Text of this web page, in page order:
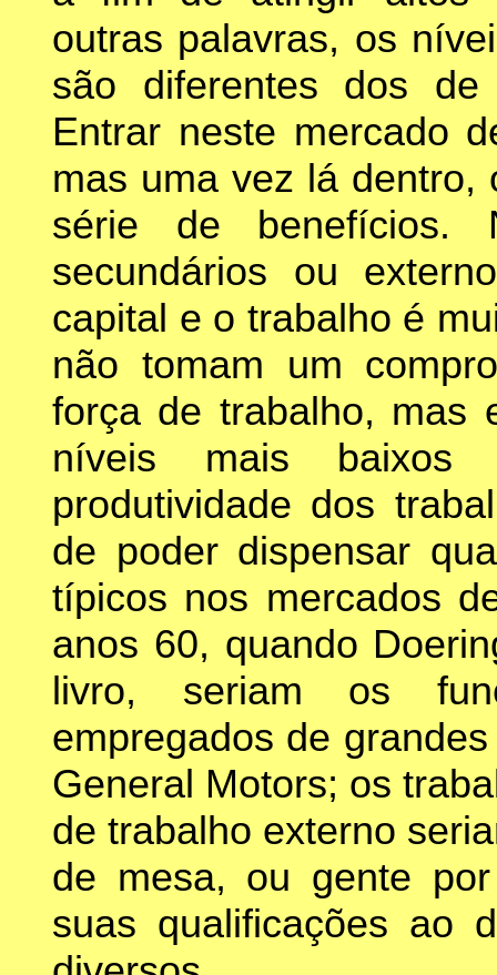
outras palavras, os
são diferentes dos
Entrar neste mercado
mas uma vez lá dentro,
série de benefícios.
secundários ou
capital e o trabalho é
não tomam um
força de trabalho, mas
níveis mais baixos
produtividade dos
de poder dispensar
típicos nos mercados
anos 60, quando
livro, seriam os
empregados de
General Motors; os
de trabalho externo
de mesa, ou gente
suas qualificações ao